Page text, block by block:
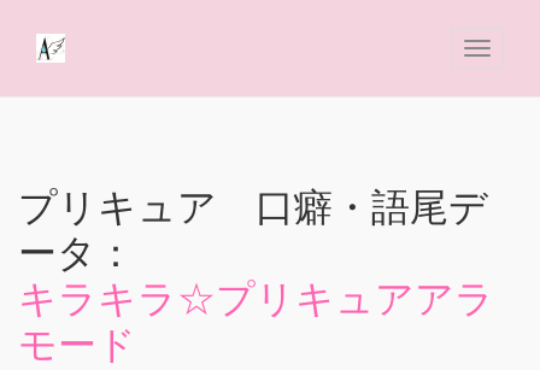
プリキュア 口癖・語尾デ
ータ：
キラキラ☆プリキュアアラ
モード